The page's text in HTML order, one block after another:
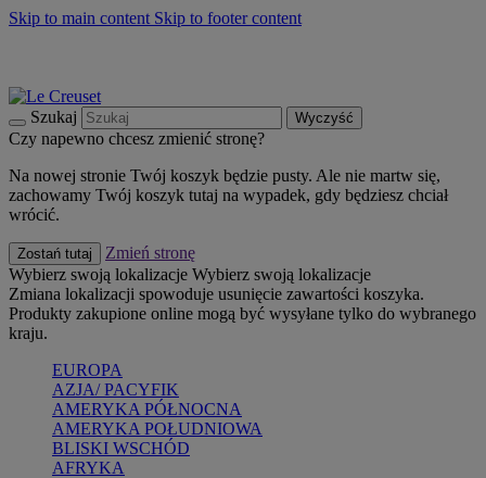
Skip to main content Skip to footer content
Szukaj Wyczyść
Czy napewno chcesz zmienić stronę?
Na nowej stronie Twój koszyk będzie pusty. Ale nie martw się,
zachowamy Twój koszyk tutaj na wypadek, gdy będziesz chciał
wrócić.
Zostań tutaj
Zmień stronę
Wybierz swoją lokalizacje Wybierz swoją lokalizacje
Zmiana lokalizacji spowoduje usunięcie zawartości koszyka.
Produkty zakupione online mogą być wysyłane tylko do wybranego
kraju.
EUROPA
AZJA/ PACYFIK
AMERYKA PÓŁNOCNA
AMERYKA POŁUDNIOWA
BLISKI WSCHÓD
AFRYKA